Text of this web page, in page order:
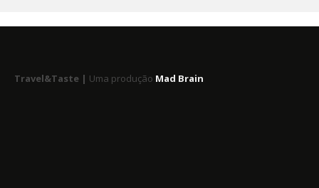
Travel&Taste | Uma produção Mad Brain